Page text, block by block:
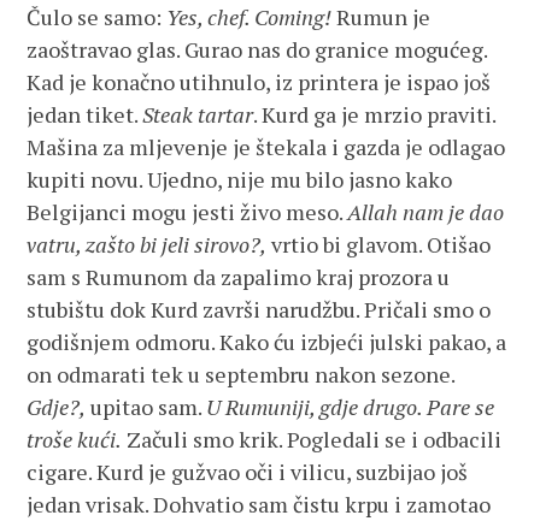
Čulo se samo: Yes, chef. Coming!Rumun je
zaoštravao glas. Gurao nas do granice mogućeg.
Kad je konačno utihnulo, iz printera je ispao još
jedan tiket.Steak tartar. Kurd ga je mrzio praviti.
Mašina za mljevenje je štekala i gazda je odlagao
kupiti novu. Ujedno, nije mu bilo jasno kako
Belgijanci mogu jesti živo meso.Allah nam je dao
vatru, zašto bi jeli sirovo?, vrtio bi glavom. Otišao
sam s Rumunom da zapalimo kraj prozora u
stubištu dok Kurd završi narudžbu. Pričali smo o
godišnjem odmoru. Kako ću izbjeći julski pakao, a
on odmarati tek u septembru nakon sezone.
Gdje?, upitao sam. U Rumuniji, gdje drugo. Pare se
troše kući. Začuli smo krik. Pogledali se i odbacili
cigare. Kurd je gužvao oči i vilicu, suzbijao još
jedan vrisak. Dohvatio sam čistu krpu i zamotao